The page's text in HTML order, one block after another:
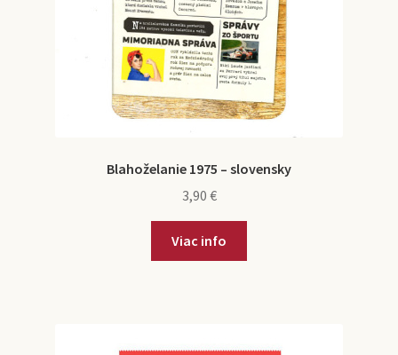
Blahoželanie 1975 – slovensky
3,90 €
Viac info